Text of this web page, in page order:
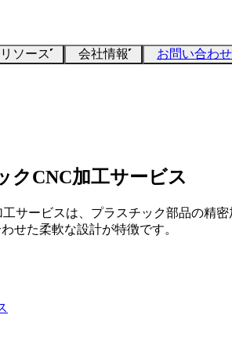
リソース 会社情報 お問い合わせ
クCNC加工サービス
サービスは、プラスチック部品の精
せた柔軟な設計が特徴です。